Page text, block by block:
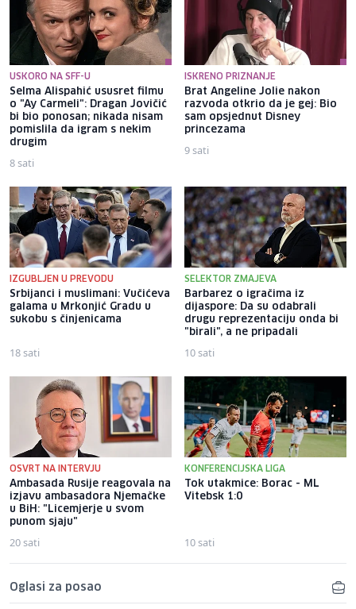
USKORO NA SFF-U
Selma Alispahić ususret filmu
o "Ay Carmeli": Dragan Jovičić
bi bio ponosan; nikada nisam
pomislila da igram s nekim
drugim
8 sati
ISKRENO PRIZNANJE
Brat Angeline Jolie nakon
razvoda otkrio da je gej: Bio
sam opsjednut Disney
princezama
9 sati
IZGUBLJEN U PREVODU
Srbijanci i muslimani: Vučićeva
galama u Mrkonjić Gradu u
sukobu s činjenicama
18 sati
SELEKTOR ZMAJEVA
Barbarez o igračima iz
dijaspore: Da su odabrali
drugu reprezentaciju onda bi
"birali", a ne pripadali
10 sati
OSVRT NA INTERVJU
Ambasada Rusije reagovala na
izjavu ambasadora Njemačke
u BiH: "Licemjerje u svom
punom sjaju"
20 sati
KONFERENCIJSKA LIGA
Tok utakmice: Borac - ML
Vitebsk 1:0
10 sati
Oglasi za posao